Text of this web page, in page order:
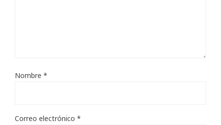
Nombre *
Correo electrónico *